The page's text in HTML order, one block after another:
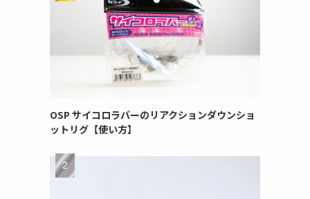
OSP サイコロラバーのリアクションダウンショ
ットリグ【使い方】